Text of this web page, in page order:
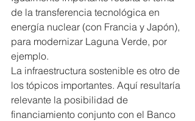
de la transferencia tecnológica en
energía nuclear (con Francia y Japón),
para modernizar Laguna Verde, por
ejemplo.
La infraestructura sostenible es otro de
los tópicos importantes. Aquí resultaría
relevante la posibilidad de
financiamiento conjunto con el Banco